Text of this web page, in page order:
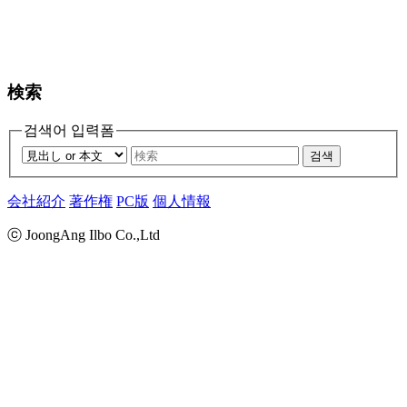
検索
검색어 입력폼
검색
会社紹介 著作権 PC版 個人情報
ⓒ JoongAng Ilbo Co.,Ltd